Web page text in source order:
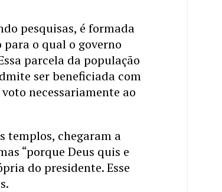
pesquisas, é formada
o qual o governo
parcela da população
ser beneficiada com
necessariamente ao
templos, chegaram a
“porque Deus quis e
do presidente. Esse